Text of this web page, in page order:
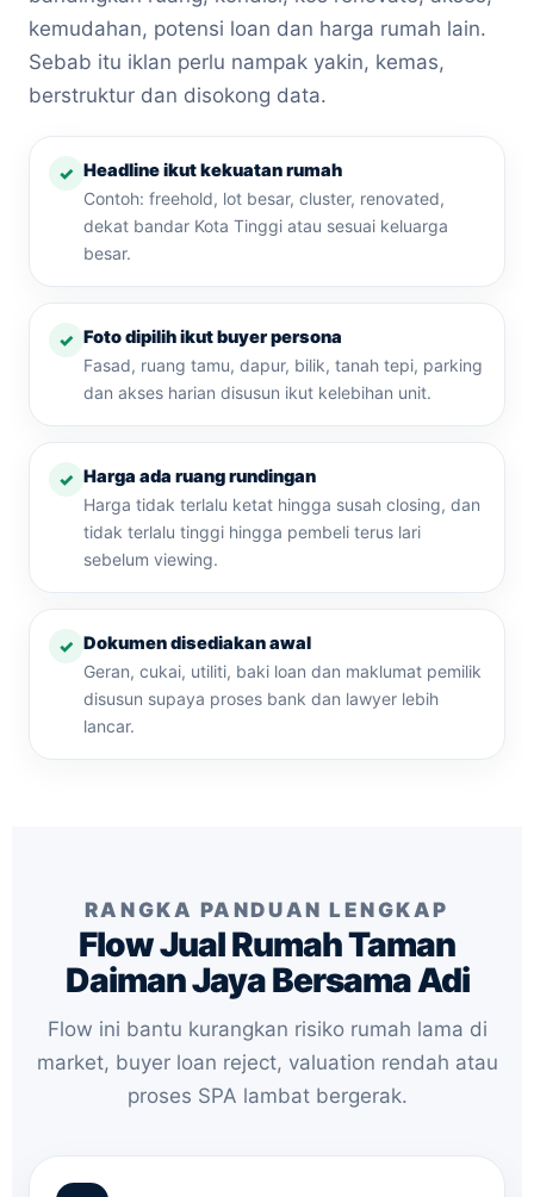
kemudahan, potensi loan dan harga rumah lain.
Sebab itu iklan perlu nampak yakin, kemas,
berstruktur dan disokong data.
Headline ikut kekuatan rumah
Contoh: freehold, lot besar, cluster, renovated,
dekat bandar Kota Tinggi atau sesuai keluarga
besar.
Foto dipilih ikut buyer persona
Fasad, ruang tamu, dapur, bilik, tanah tepi, parking
dan akses harian disusun ikut kelebihan unit.
Harga ada ruang rundingan
Harga tidak terlalu ketat hingga susah closing, dan
tidak terlalu tinggi hingga pembeli terus lari
sebelum viewing.
Dokumen disediakan awal
Geran, cukai, utiliti, baki loan dan maklumat pemilik
disusun supaya proses bank dan lawyer lebih
lancar.
RANGKA PANDUAN LENGKAP
Flow Jual Rumah Taman
Daiman Jaya Bersama Adi
Flow ini bantu kurangkan risiko rumah lama di
market, buyer loan reject, valuation rendah atau
proses SPA lambat bergerak.